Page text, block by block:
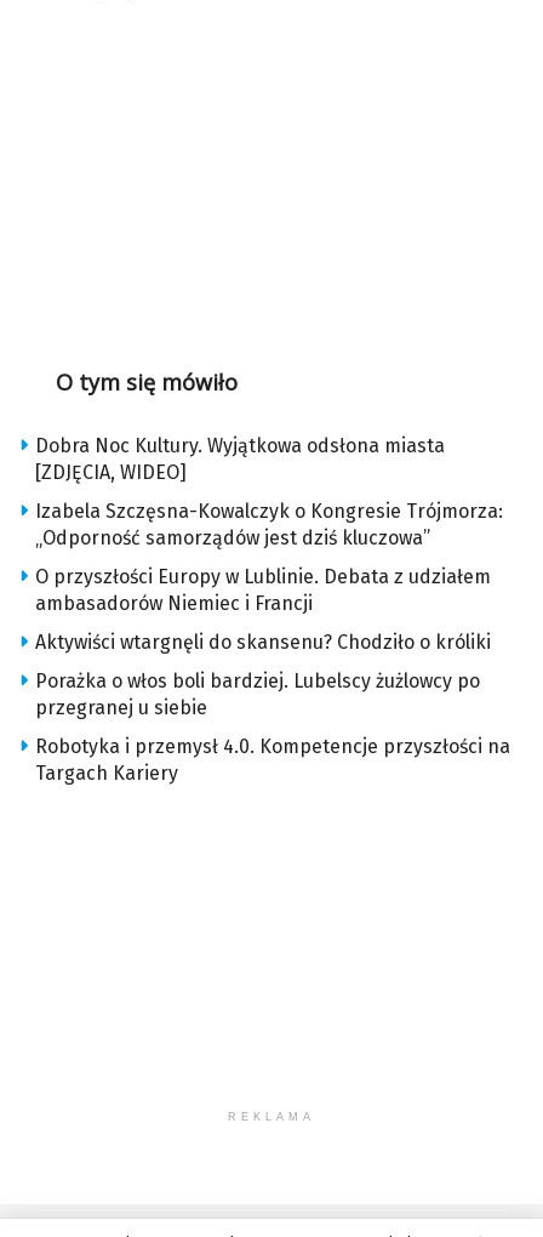
O tym się mówiło
Dobra Noc Kultury. Wyjątkowa odsłona miasta
[ZDJĘCIA, WIDEO]
Izabela Szczęsna-Kowalczyk o Kongresie Trójmorza:
„Odporność samorządów jest dziś kluczowa”
O przyszłości Europy w Lublinie. Debata z udziałem
ambasadorów Niemiec i Francji
Aktywiści wtargnęli do skansenu? Chodziło o króliki
Porażka o włos boli bardziej. Lubelscy żużlowcy po
przegranej u siebie
Robotyka i przemysł 4.0. Kompetencje przyszłości na
Targach Kariery
REKLAMA